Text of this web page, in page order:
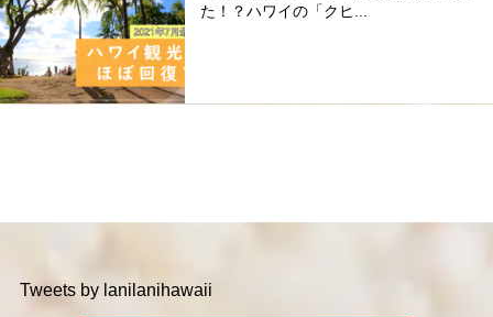
た！？ハワイの「クヒ...
Tweets by lanilanihawaii